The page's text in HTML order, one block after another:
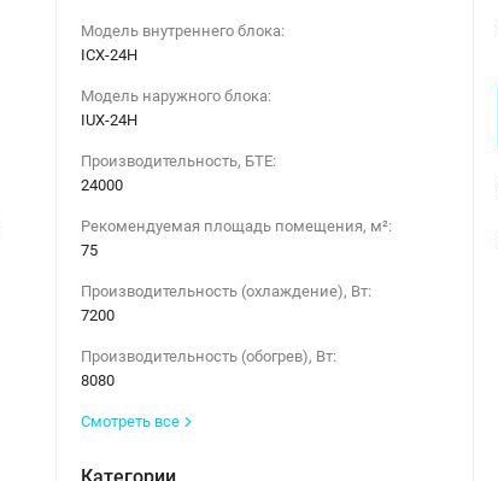
Модель внутреннего блока:
ICX-24H
Модель наружного блока:
IUX-24H
Производительность, БТЕ:
24000
Рекомендуемая площадь помещения, м²:
75
Производительность (охлаждение), Вт:
7200
Производительность (обогрев), Вт:
8080
Смотреть все